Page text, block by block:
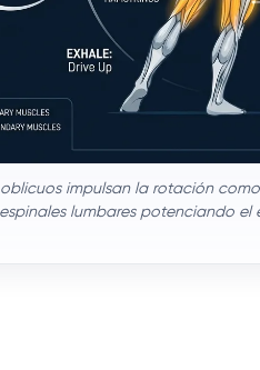
impulsan la rotación
lumbares potenciando el